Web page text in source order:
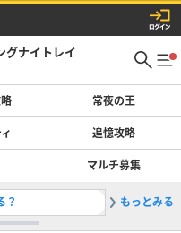
グナイトレイ
常夜の王
追憶攻略
マルチ募集
？ 2弾きの
もっとみる